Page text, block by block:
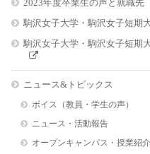
2023年度卒業生の声と就職先
駒沢女子大学・駒沢女子短期
駒沢女子大学・駒沢女子短期
ニュース&トピックス
ボイス（教員・学生の声）
ニュース・活動報告
オープンキャンパス・授業紹介